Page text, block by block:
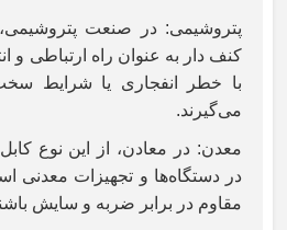
پتروشیمی: در صنعت
کنف دار به عنوان راه ارتباطی و
با خطر انفجاری یا شرایط
می‌گیرند.
معدن: در معادن، از این نوع
در دستگاه‌ها و تجهیزات معدنی
مقاوم در برابر ضربه و سایش